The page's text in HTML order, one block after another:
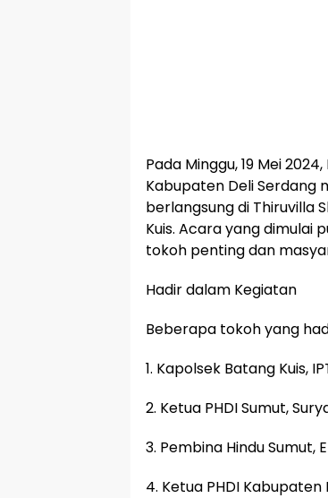
Pada Minggu, 19 Mei
Kabupaten Deli Serdang
berlangsung di Thiruvilla
Kuis. Acara yang dimulai
tokoh penting dan
Hadir dalam Kegiatan
Beberapa tokoh yang
1. Kapolsek Batang Kuis,
2. Ketua PHDI Sumut,
3. Pembina Hindu Sumut,
4. Ketua PHDI Kabupaten